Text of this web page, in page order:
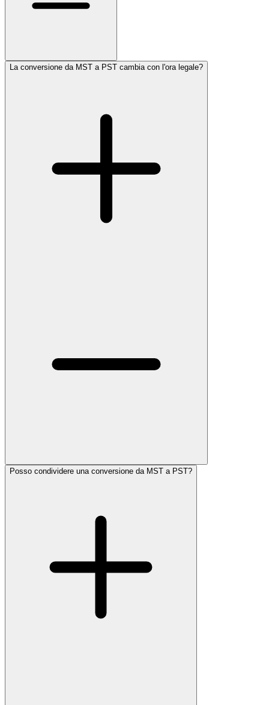
La conversione da MST a PST cambia con l'ora legale?
Posso condividere una conversione da MST a PST?